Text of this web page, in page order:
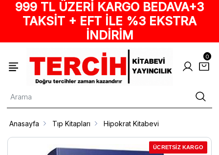
999 TL ÜZERİ KARGO BEDAVA+3
TAKSİT + EFT İLE %3 EKSTRA
İNDİRİM
0
Anasayfa Tıp Kitapları Hipokrat Kitabevi
ÜCRETSİZ KARGO